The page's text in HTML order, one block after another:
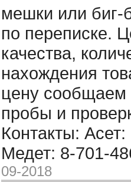
мешки или биг-
по переписке.
качества,
нахождения
цену сообщаем
пробы и
Контакты:
Медет: 8-701-
09-2018